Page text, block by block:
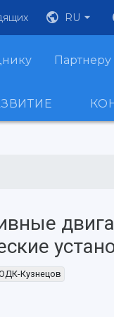
RU
Партнеру
Кузнецов